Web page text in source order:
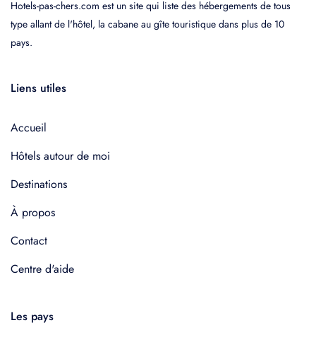
Hotels-pas-chers.com est un site qui liste des hébergements de tous
type allant de l'hôtel, la cabane au gîte touristique dans plus de 10
pays.
Liens utiles
Accueil
Hôtels autour de moi
Destinations
À propos
Contact
Centre d'aide
Les pays